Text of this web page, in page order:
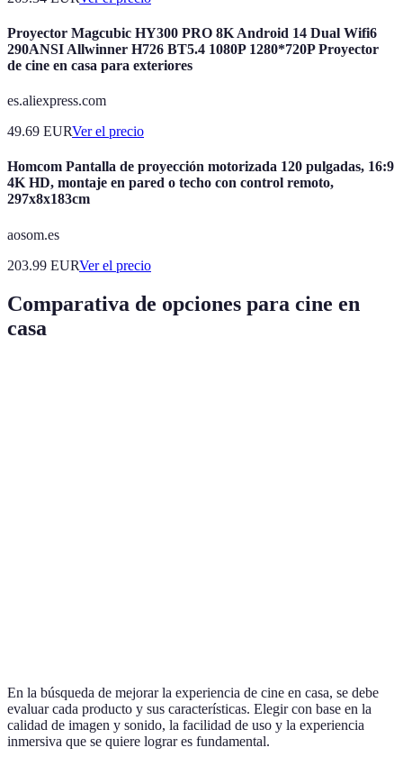
Proyector Magcubic HY300 PRO 8K Android 14 Dual Wifi6
290ANSI Allwinner H726 BT5.4 1080P 1280*720P Proyector
de cine en casa para exteriores
es.aliexpress.com
49.69 EURVer el precio
Homcom Pantalla de proyección motorizada 120 pulgadas, 16:9
4K HD, montaje en pared o techo con control remoto,
297x8x183cm
aosom.es
203.99 EURVer el precio
Comparativa de opciones para cine en
casa
En la búsqueda de mejorar la experiencia de cine en casa, se debe
evaluar cada producto y sus características. Elegir con base en la
calidad de imagen y sonido, la facilidad de uso y la experiencia
inmersiva que se quiere lograr es fundamental.